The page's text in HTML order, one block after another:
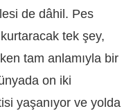
de dâhil. Pes
tek şey,
tam anlamıyla bir
on iki
yaşanıyor ve yolda